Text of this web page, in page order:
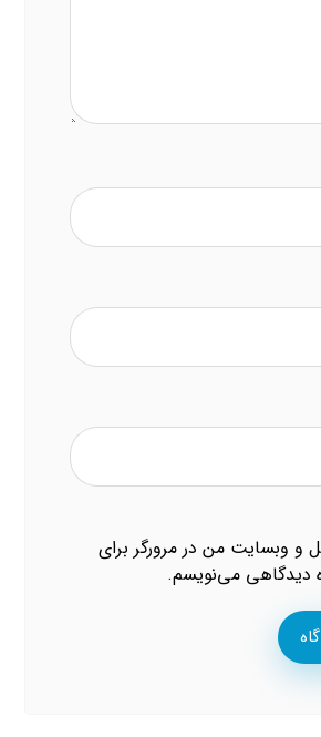
و وبسایت من در مرورگر برای
دیدگاهی می‌نویسم.